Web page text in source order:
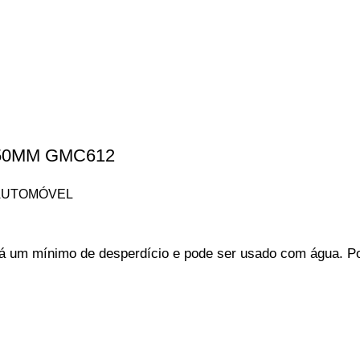
GMC612
mínimo de desperdício e pode ser usado com água.